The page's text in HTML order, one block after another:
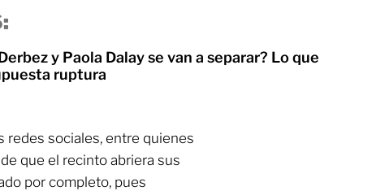
y Paola Dalay se van a separar? Lo que
ruptura
redes sociales, entre quienes
que el recinto abriera sus
por completo, pues